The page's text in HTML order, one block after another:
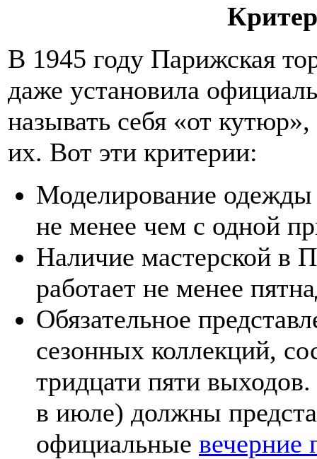
В 1945 году Парижская
даже установила
называть себя «от
их. Вот эти критерии:
Моделирование одежды
не менее чем с одной
Наличие мастерской в
работает не менее
Обязательное
сезонных коллекций,
тридцати пяти
в июле) должны
официальные вечерние